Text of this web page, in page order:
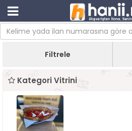
Filtrele
Kategori Vitrini